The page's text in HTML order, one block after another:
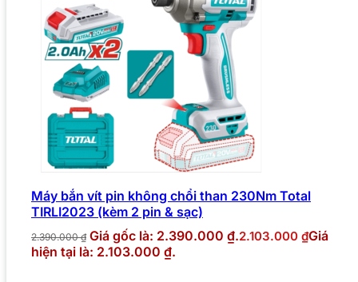
Máy bắn vít pin không chổi than 230Nm Total
TIRLI2023 (kèm 2 pin & sạc)
2.390.000₫ Giá gốc là: 2.390.000 ₫.2.103.000 ₫Giá
hiện tại là: 2.103.000 ₫.